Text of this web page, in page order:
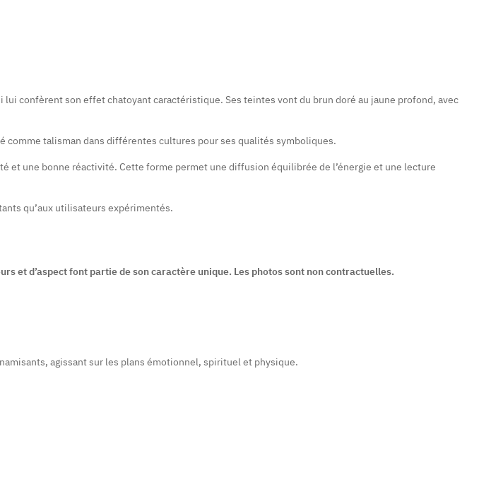
confèrent son effet chatoyant caractéristique. Ses teintes vont du brun doré au jaune profond, avec
talisman dans différentes cultures pour ses qualités symboliques.
une bonne réactivité. Cette forme permet une diffusion équilibrée de l’énergie et une lecture
qu’aux utilisateurs expérimentés.
et d’aspect font partie de son caractère unique. Les photos sont non contractuelles.
agissant sur les plans émotionnel, spirituel et physique.